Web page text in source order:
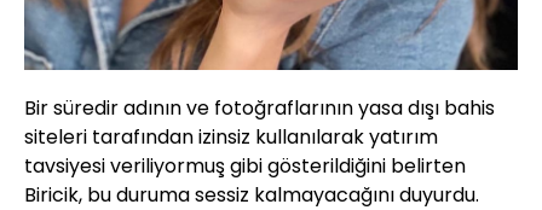
Bir süredir adının ve fotoğraflarının yasa dışı bahis
siteleri tarafından izinsiz kullanılarak yatırım
tavsiyesi veriliyormuş gibi gösterildiğini belirten
Biricik, bu duruma sessiz kalmayacağını duyurdu.